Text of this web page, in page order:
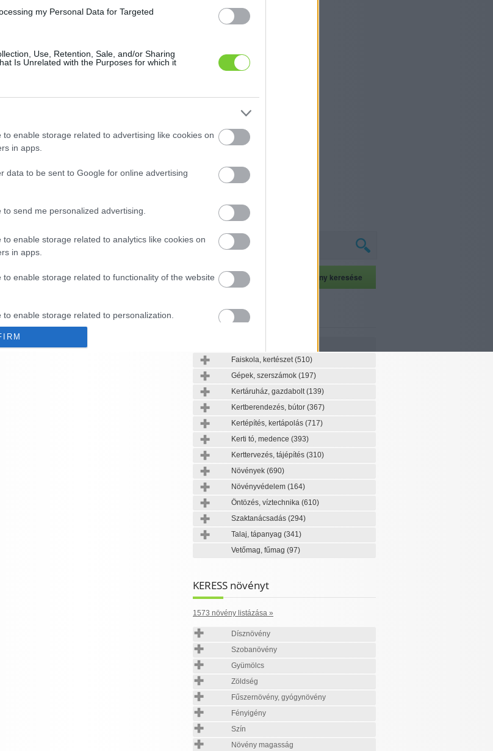
my Personal Data for Targeted
Use, Retention, Sale, and/or Sharing
Is Unrelated with the Purposes for which it
to enable storage related to advertising like cookies on
in apps.
data to be sent to Google for online advertising
send me personalized advertising.
to enable storage related to analytics like cookies on
in apps.
to enable storage related to functionality of the website
enable storage related to personalization.
and fraud prevention, and other user protection.
2
Kertészeti szaknévsor
Faiskola, kertészet(510)
Gépek, szerszámok (197)
Kertáruház, gazdabolt(139)
Kertberendezés, bútor (367)
Kertépítés, kertápolás (717)
Kerti tó, medence (393)
Kerttervezés, tájépítés (310)
Növények (690)
Növényvédelem (164)
Öntözés, víztechnika (610)
Szaktanácsadás (294)
Talaj, tápanyag (341)
Vetőmag, fűmag (97)
KERESS növényt
1573 növény listázása »
Dísznövény
Szobanövény
Gyümölcs
Zöldség
Fűszernövény, gyógynövény
Fényigény
Szín
Növény magasság